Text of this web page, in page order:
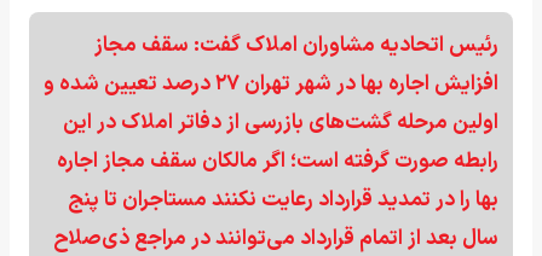
رئیس اتحادیه مشاوران املاک گفت: سقف مجاز
افزایش اجاره بها در شهر تهران ۲۷ درصد تعیین شده و
اولین مرحله گشت‌های بازرسی از دفاتر املاک در این
رابطه صورت گرفته است؛ اگر مالکان سقف مجاز اجاره
بها را در تمدید قرارداد رعایت نکنند مستاجران تا پنج
سال بعد از اتمام قرارداد می‌توانند در مراجع ذی‌صلاح